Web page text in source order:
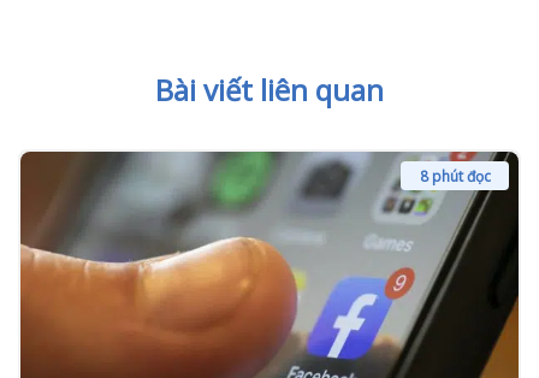
Bài viết liên quan
8 phút đọc